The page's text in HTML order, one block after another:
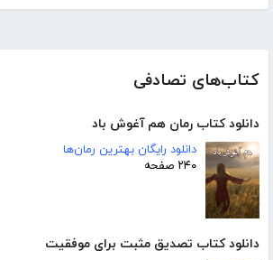
کتاب‌های تصادفی
دانلود کتاب رمان هم آغوش باد
دانلود رایگان بهترین رمان‌ها
۲۴۰ صفحه
دانلود کتاب تصدیق مثبت برای موفقیت